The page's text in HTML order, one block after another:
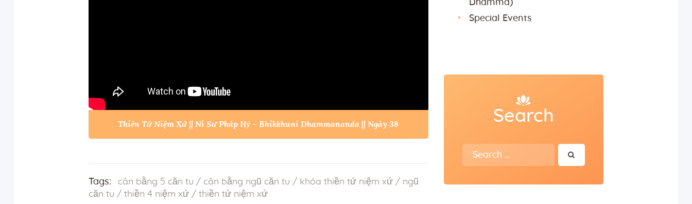
Thiền Tứ Niệm Xứ || Ni Sư Pháp Hỷ – Bhikkhuni Dhammananda || Ngày 38
Tags: cân bằng 5 căn tu / cân bằng ngũ căn tu / khóa thiền tứ niệm xứ/ ngũ
căn tu / thiền 4 niệm xứ/ thiền tứ niệm xứ
Dhamma)
Special Events
Search
Search
for: